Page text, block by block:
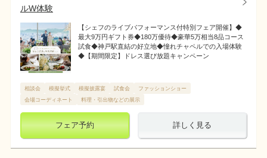
ルW体験
【シェフのライブパフォーマンス付特別フェア開催】◆
最大9万円ギフト券◆180万優待◆豪華5万相当8品コース
試食◆神戸駅直結の好立地◆憧れチャペルでの入場体験
◆【期間限定】ドレス選び放題キャンペーン
相談会 模擬挙式 模擬披露宴 試食会
ファッションショー
会場コーディネート
料理・引出物などの展示
フェア予約 詳しく見る